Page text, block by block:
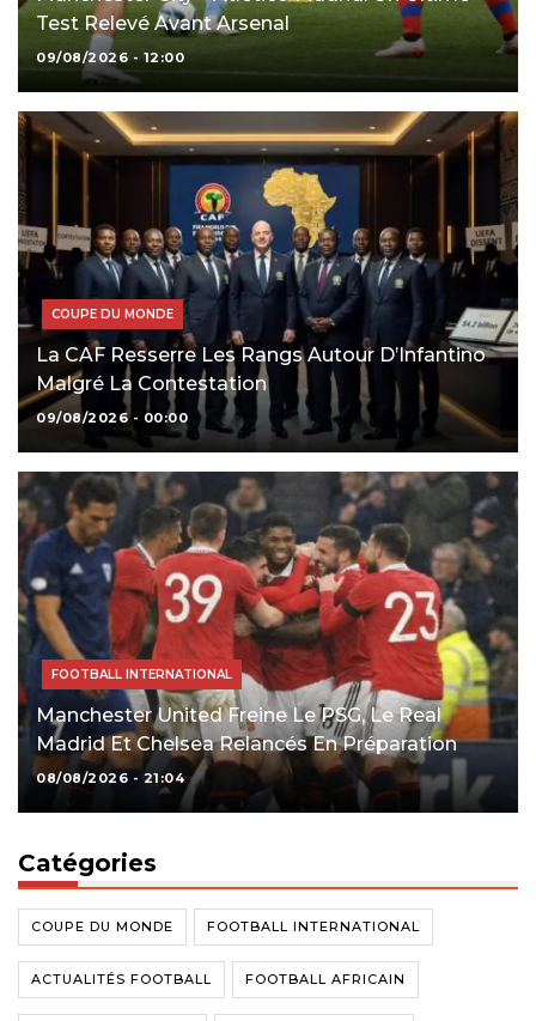
Test Relevé Avant Arsenal
09/08/2026 - 12:00
COUPE DU MONDE
La CAF Resserre Les Rangs Autour D’Infantino
Malgré La Contestation
09/08/2026 - 00:00
FOOTBALL INTERNATIONAL
Manchester United Freine Le PSG, Le Real
Madrid Et Chelsea Relancés En Préparation
08/08/2026 - 21:04
Catégories
COUPE DU MONDE FOOTBALL INTERNATIONAL
ACTUALITÉS FOOTBALL FOOTBALL AFRICAIN